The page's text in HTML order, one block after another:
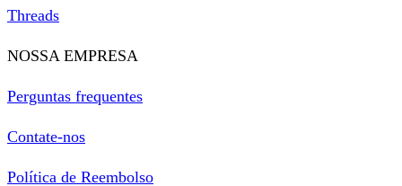
Threads
NOSSA EMPRESA
Perguntas frequentes
Contate-nos
Política de Reembolso